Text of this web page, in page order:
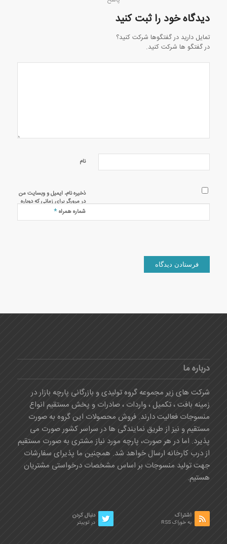
دیدگاه خود را ثبت کنید
تمایل دارید در گفتگوها شرکت کنید؟
در گفتگو ها شرکت کنید.
نام
ذخیره نام، ایمیل و وبسایت من
در مرورگر برای زمانی که دوباره
دیدگاهی می‌نویسم.
شماره همراه*
درباره ما
شرکت های زیر مجموعه گروه تولیدی و بازرگانی پارچه بازار در
زمینه بافت ، تکمیل ، واردات ، صادرات و پخش مستقیم انواع
منسوجات فعالیت دارند. فروش محصولات این گروه به صورت
مستقیم و نیز از طریق نمایندگی ها در سراسر کشور صورت می
پذیرد. اما در هر صورت، پارچه مورد نیاز مشتری به صورت مستقیم
از درب کارخانه ارسال خواهد شد. همچنین ما پذیرای سفارشات
جهت تولید منسوجات بر اساس مشخصات درخواستی مشتریان
هستیم.
دنبال کردن
در توییتر
اشتراک
به خوراک RSS